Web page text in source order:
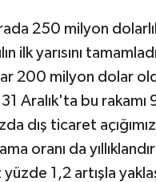
250 milyon
yarısını
200 milyon dolar
Aralık'ta bu rakamı
dış ticaret
oranı da
1,2 artışla